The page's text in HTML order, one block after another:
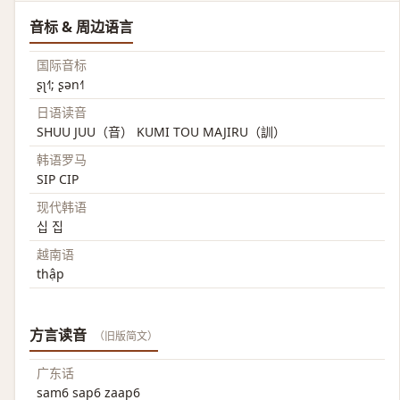
音标 & 周边语言
国际音标
ʂʅ˧˥; ʂən˧˥
日语读音
SHUU JUU（音） KUMI TOU MAJIRU（訓）
韩语罗马
SIP CIP
现代韩语
십 집
越南语
thập
方言读音 （旧版简文）
广东话
sam6 sap6 zaap6